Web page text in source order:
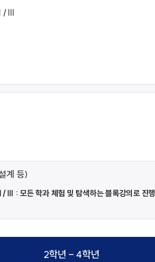
Ⅲ
계 등)
: 모든 학과 체험 및 탐색하는 블록강의로 진행
2학년 - 4학년